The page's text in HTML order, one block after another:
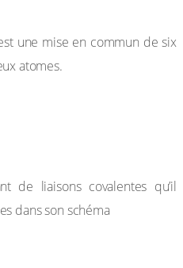
une mise en commun de six
atomes.
de liaisons covalentes qu’il
dans son schéma